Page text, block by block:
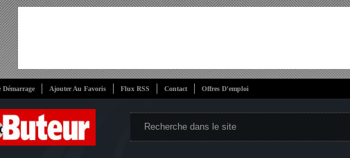
Démarrage Ajouter Au Favoris Flux RSS Contact Offres D'emploi